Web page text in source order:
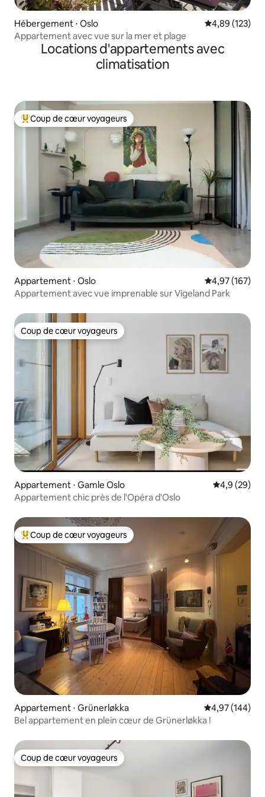
Hébergement ⋅ Oslo Évaluation
4,89 (123)
Appartement avec vue sur la mer et plage
Locations d'appartements avec
climatisation
Coups de cœur voyageurs les plus appréciés
Coup de cœur voyageurs
Appartement ⋅ Oslo Évaluation
4,97 (167)
Appartement avec vue imprenable sur Vigeland Park
Coup de cœur voyageurs
Coup de cœur voyageurs
Appartement ⋅ Gamle Oslo Évaluation
4,9 (29)
Appartement chic près de l'Opéra d'Oslo
Coups de cœur voyageurs les plus appréciés
Coup de cœur voyageurs
Appartement ⋅ Grünerløkka Évaluation
4,97 (144)
Bel appartement en plein cœur de Grünerløkka !
Coup de cœur voyageurs
Coup de cœur voyageurs